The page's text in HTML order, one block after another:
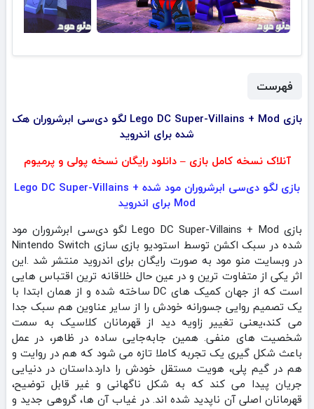
فهرست
بازی Lego DC Super-Villains + Mod لگو دی‌سی ابرشروران هک
شده برای اندروید
آنلاک نسخه کامل بازی – دانلود رایگان نسخه پولی و پرمیوم
بازی لگو دی‌سی ابرشروران مود شده Lego DC Super-Villains +
Mod برای اندروید
بازی Lego DC Super-Villains + Mod لگو دی‌سی ابرشروران مود
شده در سبک اکشن توسط استودیو بازی سازی Nintendo Switch
در وبسایت منو مود به صورت رایگان برای اندروید منتشر شد .این
اثر یکی از متفاوت‌ ترین و در عین حال خلاقانه‌ ترین اقتباس‌ هایی
است که از جهان کمیک‌ های DC ساخته شده و از همان ابتدا با
یک تصمیم روایی جسورانه خودش را از سایر عناوین هم‌ سبک جدا
می‌ کند،یعنی تغییر زاویه دید از قهرمانان کلاسیک به سمت
شخصیت‌ های منفی. همین جابه‌جایی ساده در ظاهر، در عمل
باعث شکل‌ گیری یک تجربه کاملا تازه می‌ شود که هم در روایت و
هم در گیم‌ پلی، هویت مستقل خودش را دارد.داستان در دنیایی
جریان پیدا می‌ کند که به شکل ناگهانی و غیر قابل توضیح،
قهرمانان اصلی آن ناپدید شده‌ اند. در غیاب آن‌ ها، گروهی جدید و